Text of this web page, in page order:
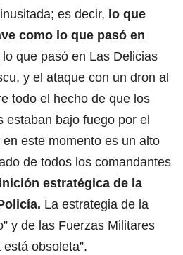
es decir, lo que
como lo que pasó en
lo que pasó en Las Delicias
y el ataque con un dron al
todo el hecho de que los
estaban bajo fuego por el
este momento es un alto
de todos los comandantes
estratégica de la
La estrategia de la
y de las Fuerzas Militares
está obsoleta”.